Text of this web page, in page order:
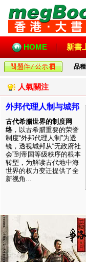
HOME 新書
品種
人氣關注
外邦代理人制与城邦
古代希腊世界的制度网
络 ，以古希腊重要的荣誉
制度“外邦代理人制”为透
镜，透视城邦从“无政府社
会”到帝国等级秩序的根本
转型，为解读古代地中海
世界的权力变迁提供了全
新视角...